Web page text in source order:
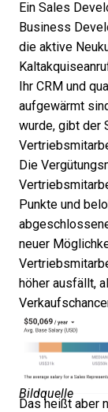
Ein Sales
Business
die aktive
Ihr CRM und
aufgewärmt
wurde, gibt der
Die
Punkte und
neuer
höher ausfällt,
Bildquelle
Das heißt aber